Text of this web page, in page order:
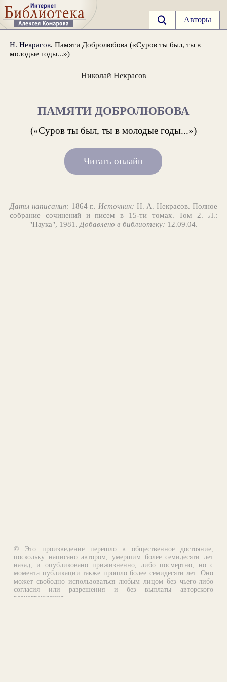
Авторы
Н. Некрасов. Памяти Добролюбова («Суров ты был, ты в
молодые годы...»)
Николай Некрасов
ПАМЯТИ ДОБРОЛЮБОВА
(«Суров ты был, ты в молодые годы...»)
Читать онлайн
Даты написания: 1864 г.. Источник: Н. А. Некрасов. Полное
собрание сочинений и писем в 15-ти томах. Том 2. Л.:
"Наука", 1981. Добавлено в библиотеку: 12.09.04.
© Это произведение перешло в общественное достояние,
поскольку написано автором, умершим более семидесяти лет
назад, и опубликовано прижизненно, либо посмертно, но с
момента публикации также прошло более семидесяти лет. Оно
может свободно использоваться любым лицом без чьего-либо
согласия или разрешения и без выплаты авторского
вознаграждения.